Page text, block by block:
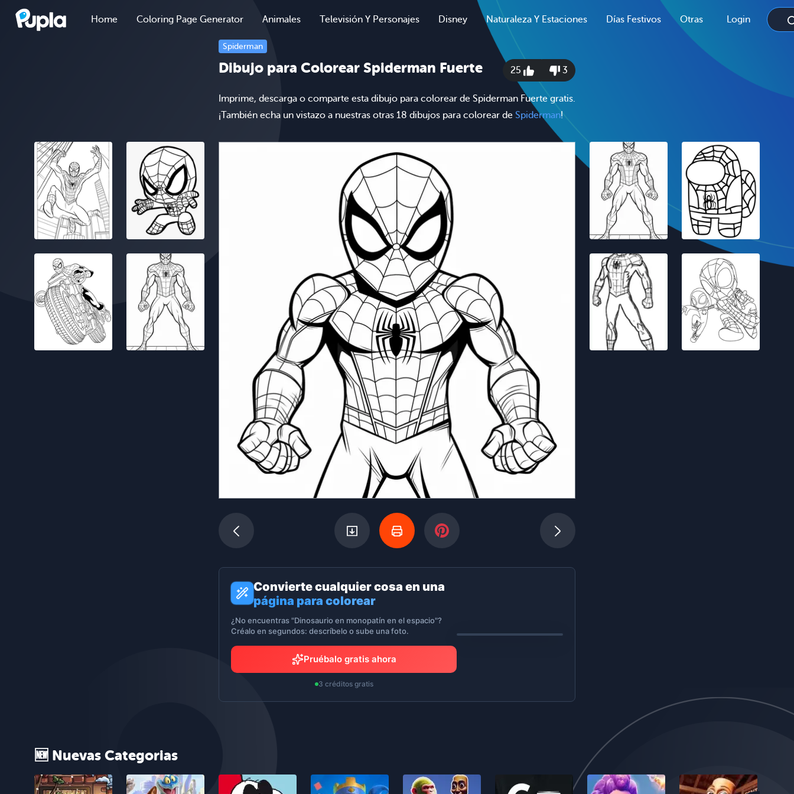
Home Coloring Page Generator Animales Televisión Y Personajes Disney Naturaleza Y Estaciones Días Festivos Otras Login
Spiderman
Dibujo para Colorear Spiderman Fuerte 25 3
Imprime, descarga o comparte esta dibujo para colorear de Spiderman Fuerte gratis.
¡También echa un vistazo a nuestras otras 18 dibujos para colorear de Spiderman!
Convierte cualquier cosa en una
página para colorear
¿No encuentras "Dinosaurio en monopatín en el espacio"?
Créalo en segundos: descríbelo o sube una foto.
Pruébalo gratis ahora
3 créditos gratis
🆕 Nuevas Categorias